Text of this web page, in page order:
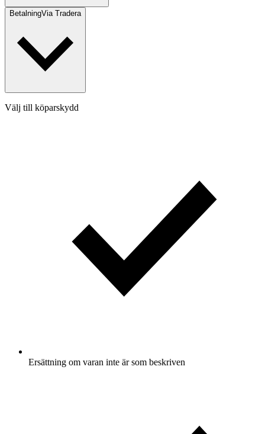
BetalningVia Tradera
Välj till köparskydd
Ersättning om varan inte är som beskriven